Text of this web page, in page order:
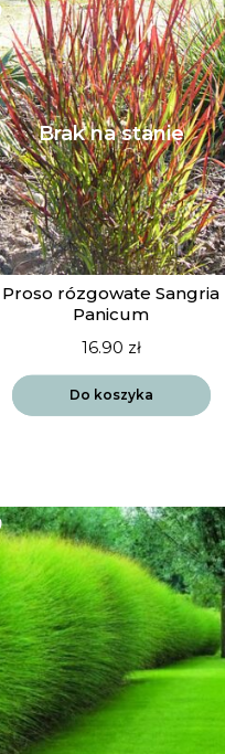
Proso rózgowate Sangria
Panicum
16.90 zł
Do koszyka